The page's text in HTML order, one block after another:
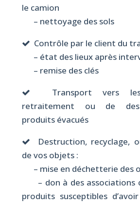
le camion
– nettoyage des sols
Contrôle par le client du
– état des lieux après
– remise des clés
Transport vers
retraitement ou de
produits évacués
Destruction, recyclage,
de vos objets :
– mise en déchetterie des
– don à des associations
produits susceptibles